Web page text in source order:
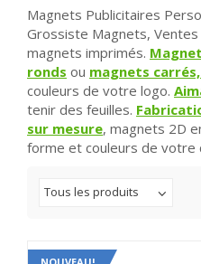
Magnets Publicitaires
Grossiste Magnets,
magnets imprimés.
ronds ou magnets
couleurs de votre logo.
tenir des feuilles.
sur mesure, magnets 2D
forme et couleurs de votre
Tous les produits